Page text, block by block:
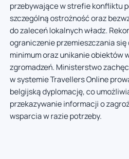
przebywające w strefie konfliktu
szczególną ostrożność oraz
do zaleceń lokalnych władz.
ograniczenie przemieszczania
minimum oraz unikanie obiektów
zgromadzeń. Ministerstwo
w systemie Travellers Online
belgijską dyplomację, co
przekazywanie informacji o
wsparcia w razie potrzeby.